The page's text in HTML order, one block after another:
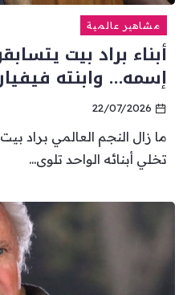
مشاهير عالمية
أبناء براد بيت
إسمه… وابنته
22/07/2026
ما زال النجم العالمي
تخلي أبنائه الواحد تلوى...